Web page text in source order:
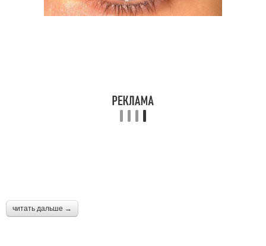
Масло для кожи Масла для волос
Масло для бровей
читать дальше →